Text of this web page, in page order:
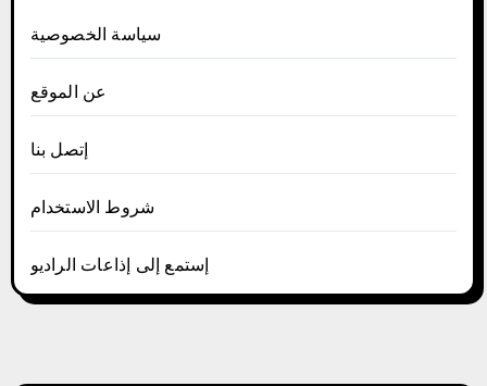
سياسة الخصوصية
عن الموقع
إتصل بنا
شروط الاستخدام
إستمع إلى إذاعات الراديو